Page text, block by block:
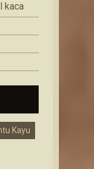
kaca
Kayu